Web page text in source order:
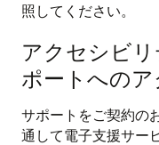
照してください。
アクセシビ
ポートへのア
サポートをご契約の
通して電子支援サー